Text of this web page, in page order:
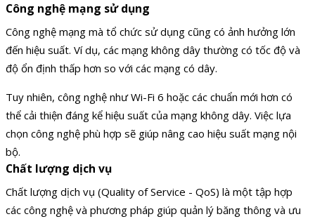
Công nghệ mạng sử dụng
Công nghệ mạng mà tổ chức sử dụng cũng có ảnh hưởng lớn
đến hiệu suất. Ví dụ, các mạng không dây thường có tốc độ và
độ ổn định thấp hơn so với các mạng có dây.
Tuy nhiên, công nghệ như Wi-Fi 6 hoặc các chuẩn mới hơn có
thể cải thiện đáng kể hiệu suất của mạng không dây. Việc lựa
chọn công nghệ phù hợp sẽ giúp nâng cao hiệu suất mạng nội
bộ.
Chất lượng dịch vụ
Chất lượng dịch vụ (Quality of Service - QoS) là một tập hợp
các công nghệ và phương pháp giúp quản lý băng thông và ưu